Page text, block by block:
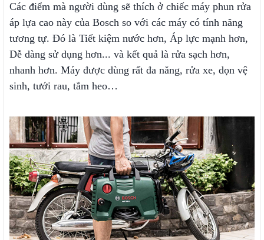
Các điểm mà người dùng sẽ thích ở chiếc máy phun rửa
áp lựa cao này của Bosch so với các máy có tính năng
tương tự. Đó là Tiết kiệm nước hơn, Áp lực mạnh hơn,
Dễ dàng sử dụng hơn... và kết quả là rửa sạch hơn,
nhanh hơn. Máy được dùng rất đa năng, rửa xe, dọn vệ
sinh, tưới rau, tắm heo…